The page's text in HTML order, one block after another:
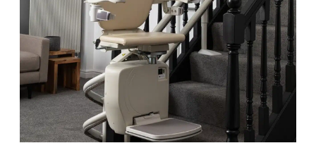
凯
尔
0
0
0
座
椅
电